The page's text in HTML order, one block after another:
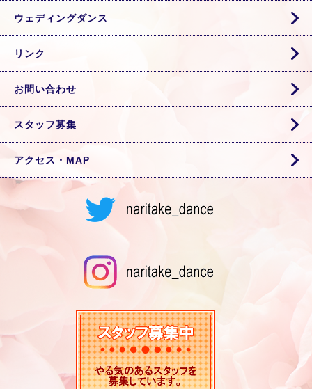
ウェディングダンス
リンク
お問い合わせ
スタッフ募集
アクセス・MAP